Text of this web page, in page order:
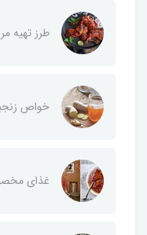
طرز تهیه
خواص
غذای